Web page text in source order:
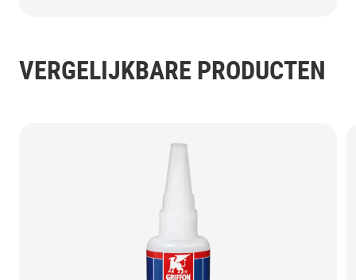
VERGELIJKBARE PRODUCTEN